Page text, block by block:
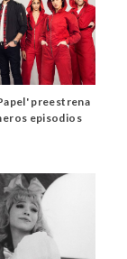
preestrena
episodios